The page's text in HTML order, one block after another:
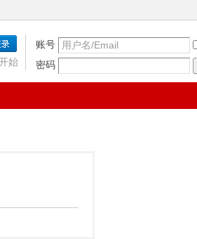
账号
密码
始